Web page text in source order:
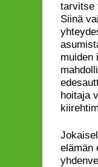
tarvitse
Siinä
muiden
hoitaja
elämän